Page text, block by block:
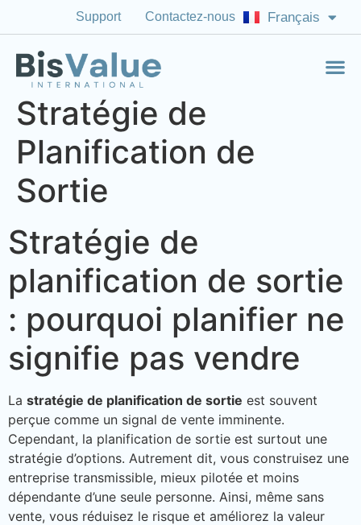
Support Contactez-nous Français
English (US)
Stratégie de
Planification de
Sortie
Stratégie de
planification de sortie
: pourquoi planifier ne
signifie pas vendre
La stratégie de planification de sortie est souvent
perçue comme un signal de vente imminente.
Cependant, la planification de sortie est surtout une
stratégie d’options. Autrement dit, vous construisez une
entreprise transmissible, mieux pilotée et moins
dépendante d’une seule personne. Ainsi, même sans
vente, vous réduisez le risque et améliorez la valeur